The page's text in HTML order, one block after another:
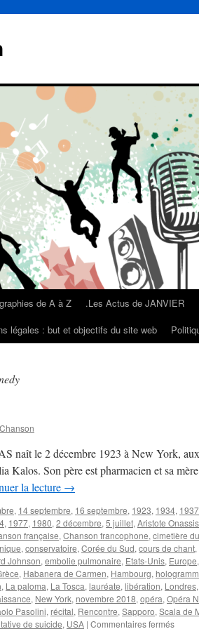
de A à Z .Les Actus de JANVIER
légales : but et objectifs du site web
naît le 2 décembre 1923 à New York,
Kalos. Son père est pharmacien et sa
la lecture →
, 14 septembre, 16 septembre, 1923, 1934, 1937
, 1977, 1980, 2 décembre, 5 juillet, Aristote Onassis
française, Chanson francophone, cimetière
, conservatoire, Corée du Sud, cours de chant,
Johnson, embolie pulmonaire, Etats-Unis, Europe,
, Habanera de Carmen, Hambourg,
, La paloma, La Tosca, lauréate, libération, Londres,
, New York, novembre 2018, opéra, Opéra
Pasolini, récital, Rencontre, Sapporo, Scala de
de suicide, USA | Commentaires ferméssur